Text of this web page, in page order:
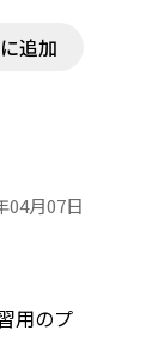
追加
04月07日
用のプ